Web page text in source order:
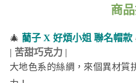
商
🎄 藺子 X 好煩小姐 聯名帽款
| 苦甜巧克力 |
大地色系的絲綢，來個異材質